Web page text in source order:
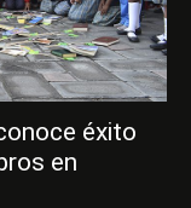
éxito
en